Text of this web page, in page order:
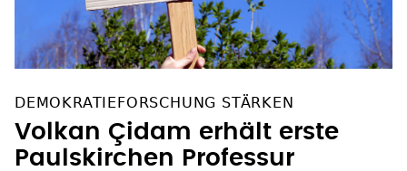
DEMOKRATIEFORSCHUNG STÄRKEN
Volkan Çidam erhält erste
Paulskirchen Professur